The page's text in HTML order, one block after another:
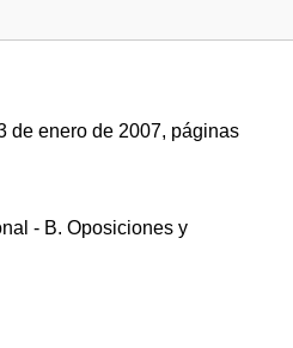
de enero de 2007, páginas
- B. Oposiciones y